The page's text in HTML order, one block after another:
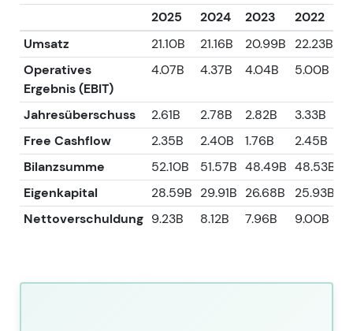
2025 2024 2023 2022
Umsatz
21.10B 21.16B 20.99B 22.23B
Operatives
Ergebnis (EBIT)
4.07B 4.37B 4.04B 5.00B
Jahresüberschuss 2.61B 2.78B 2.82B 3.33B
Free Cashflow
2.35B 2.40B 1.76B 2.45B
Bilanzsumme
52.10B 51.57B 48.49B 48.53B
Eigenkapital
28.59B 29.91B 26.68B 25.93B
Nettoverschuldung 9.23B 8.12B 7.96B 9.00B